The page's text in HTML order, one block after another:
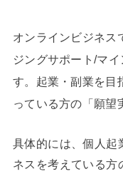
オンラインビジネス
ジングサポート/マ
す。起業・副業を目
っている方の「願望
具体的には、個人起
ネスを考えている方